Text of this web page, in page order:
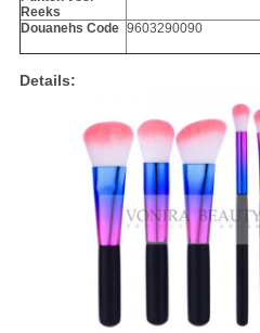
Reeks
Douanehs Code 9603290090
Details: